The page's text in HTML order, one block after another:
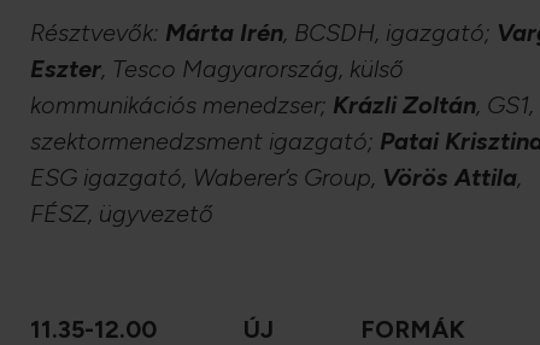
Résztvevők: Márta Irén, BCSDH, igazgató;
Eszter, Tesco Magyarország, külső
kommunikációs menedzser; Krázli Zoltán, GS1,
szektormenedzsment igazgató; Patai
ESG igazgató, Waberer’s Group, Vörös Attila,
FÉSZ, ügyvezető
11.35-12.00 ÚJ FORMÁK